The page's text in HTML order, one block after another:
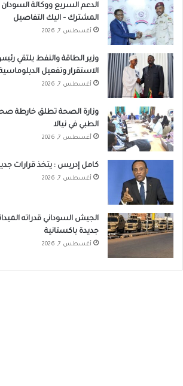
الدعم السريع ووكالة السودان
المشترك – اليك التفاصيل
أغسطس 7, 2026
وزير الطاقة والنفط يلتقي
الاستقرار وتفعيل
أغسطس 7, 2026
وزارة الصحة تطلق خارطة
الطبي في نيالا
أغسطس 7, 2026
كامل إدريس : يتخذ قرارات
أغسطس 7, 2026
الجيش السوداني قدراته
جديدة باكستانية
أغسطس 7, 2026